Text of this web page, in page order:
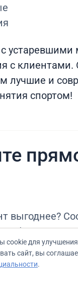
устаревшими
с клиентами.
лучшие и
спортом!
выгоднее?
для
условия.
cookie для
сайт, вы
.